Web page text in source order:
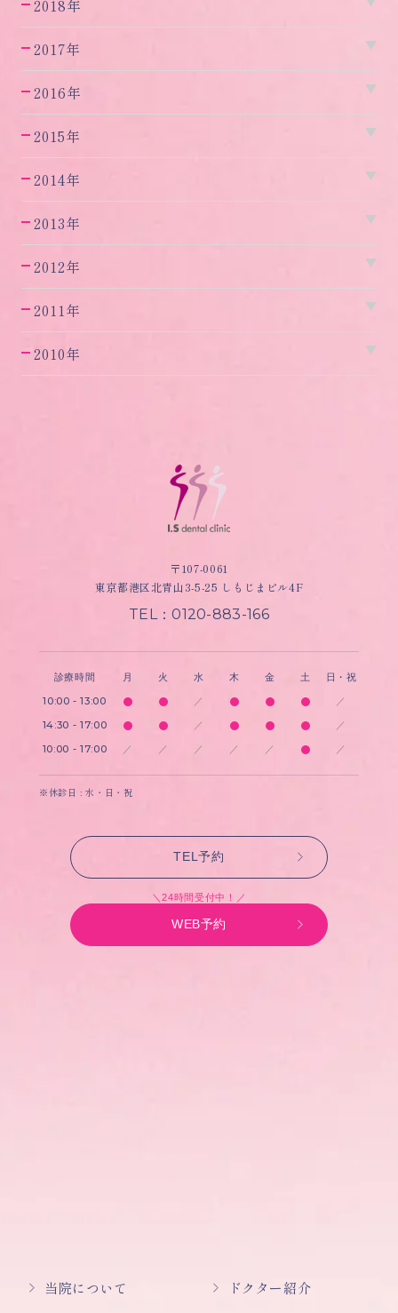
2018年
2017年
2016年
2015年
2014年
2013年
2012年
2011年
2010年
〒107-0061
東京都港区北青山3-5-25 しもじまビル4F
TEL：0120-883-166
診療時間 月 火 水 木 金 土 日・祝
10:00 - 13:00 ／ ／
14:30 - 17:00 ／ ／
10:00 - 17:00 ／ ／ ／ ／ ／ ／
※休診日 : 水・日・祝
TEL予約
＼24時間受付中！／
WEB予約
当院について ドクター紹介